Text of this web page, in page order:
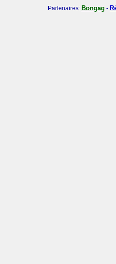
Partenaires: Bongag -